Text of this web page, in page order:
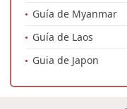
Guía de Myanmar
Guía de Laos
Guia de Japon